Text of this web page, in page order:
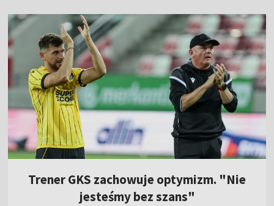
Trener GKS zachowuje optymizm. "Nie
jesteśmy bez szans"